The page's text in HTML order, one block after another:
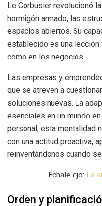
Le Corbusier revolucionó
hormigón armado, las
espacios abiertos. Su
establecido es una lección
como en los negocios.
Las empresas y
que se atreven a
soluciones nuevas. La
esenciales en un mundo
personal, esta mentalidad
con una actitud proactiva,
reinventándonos cuando
Échale ojo: La
Orden y